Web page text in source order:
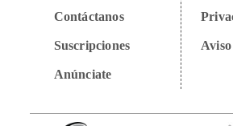
Contáctanos
Suscripciones
Anúnciate